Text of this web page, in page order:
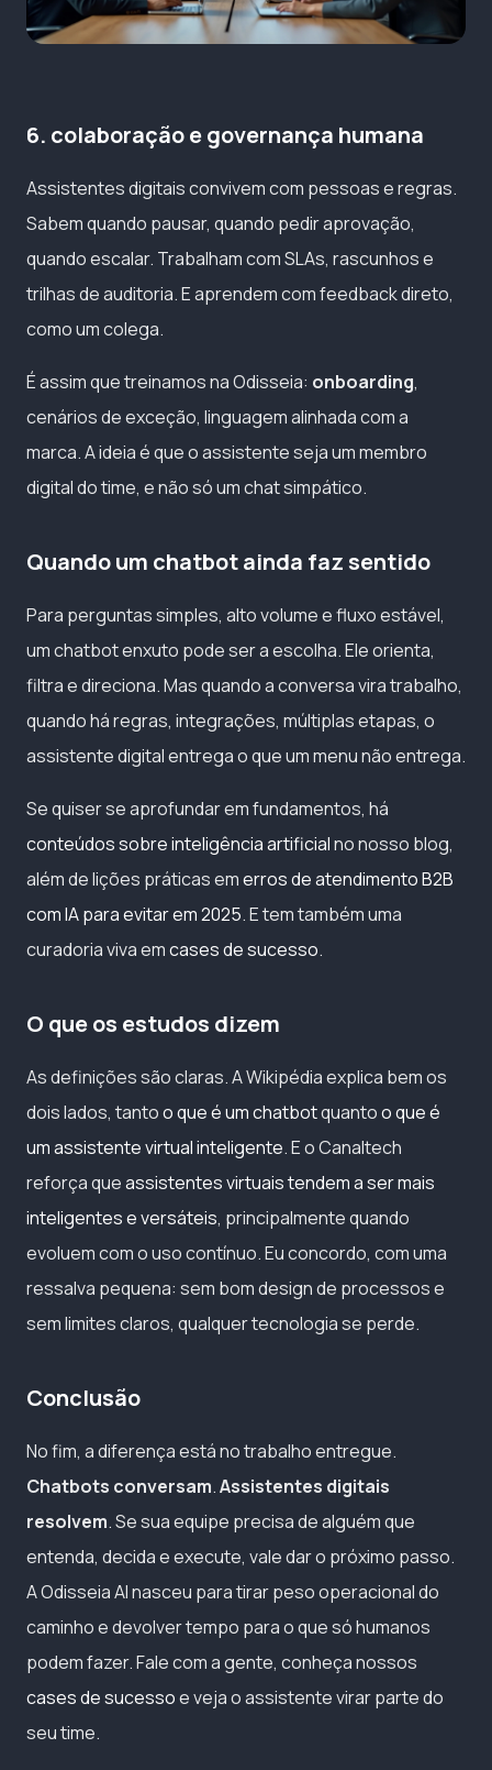
6. colaboração e governança humana
Assistentes digitais convivem com pessoas e regras.
Sabem quando pausar, quando pedir aprovação,
quando escalar. Trabalham com SLAs, rascunhos e
trilhas de auditoria. E aprendem com feedback direto,
como um colega.
É assim que treinamos na Odisseia: onboarding,
cenários de exceção, linguagem alinhada com a
marca. A ideia é que o assistente seja um membro
digital do time, e não só um chat simpático.
Quando um chatbot ainda faz sentido
Para perguntas simples, alto volume e fluxo estável,
um chatbot enxuto pode ser a escolha. Ele orienta,
filtra e direciona. Mas quando a conversa vira trabalho,
quando há regras, integrações, múltiplas etapas, o
assistente digital entrega o que um menu não entrega.
Se quiser se aprofundar em fundamentos, há
conteúdos sobre inteligência artificialno nosso blog,
além de lições práticas emerros de atendimento B2B
com IA para evitar em 2025. E tem também uma
curadoria viva emcases de sucesso.
O que os estudos dizem
As definições são claras. A Wikipédia explica bem os
dois lados, tantoo que é um chatbotquantoo que é
um assistente virtual inteligente. E o Canaltech
reforça queassistentes virtuais tendem a ser mais
inteligentes e versáteis, principalmente quando
evoluem com o uso contínuo. Eu concordo, com uma
ressalva pequena: sem bom design de processos e
sem limites claros, qualquer tecnologia se perde.
Conclusão
No fim, a diferença está no trabalho entregue.
Chatbots conversam.Assistentes digitais
resolvem. Se sua equipe precisa de alguém que
entenda, decida e execute, vale dar o próximo passo.
A Odisseia AI nasceu para tirar peso operacional do
caminho e devolver tempo para o que só humanos
podem fazer. Fale com a gente, conheça nossos
cases de sucessoe veja o assistente virar parte do
seu time.